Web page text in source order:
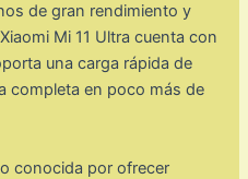
de gran rendimiento y
Mi 11 Ultra cuenta con
una carga rápida de
completa en poco más de
conocida por ofrecer